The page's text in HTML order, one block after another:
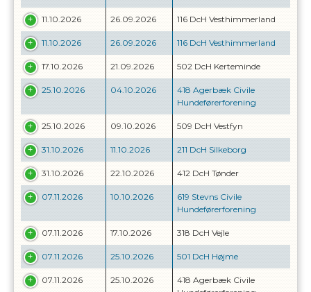
11.10.2026 26.09.2026 116 DcH Vesthimmerland
11.10.2026 26.09.2026 116 DcH Vesthimmerland
17.10.2026 21.09.2026 502 DcH Kerteminde
25.10.2026 04.10.2026
418 Agerbæk Civile
Hundeførerforening
25.10.2026 09.10.2026 509 DcH Vestfyn
31.10.2026 11.10.2026 211 DcH Silkeborg
31.10.2026 22.10.2026 412 DcH Tønder
07.11.2026 10.10.2026
619 Stevns Civile
Hundeførerforening
07.11.2026 17.10.2026 318 DcH Vejle
07.11.2026 25.10.2026 501 DcH Højme
07.11.2026 25.10.2026
418 Agerbæk Civile